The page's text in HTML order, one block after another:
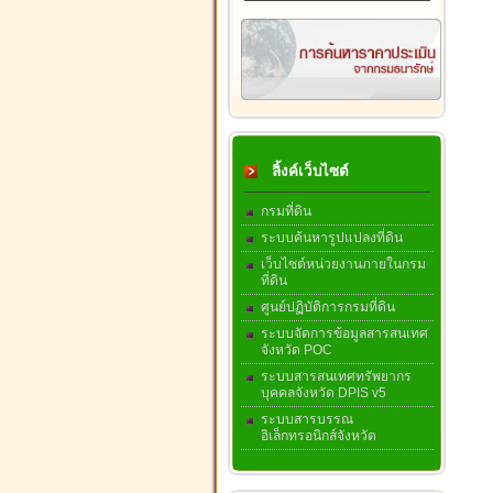
ลิ้งค์เว็บไซต์
กรมที่ดิน
ระบบค้นหารูปแปลงที่ดิน
เว็บไซต์หน่วยงานภายในกรม
ที่ดิน
ศูนย์ปฏิบัติการกรมที่ดิน
ระบบจัดการข้อมูลสารสนเทศ
จังหวัด POC
ระบบสารสนเทศทรัพยากร
บุคคลจังหวัด DPIS v5
ระบบสารบรรณ
อิเล็กทรอนิกส์จังหวัด